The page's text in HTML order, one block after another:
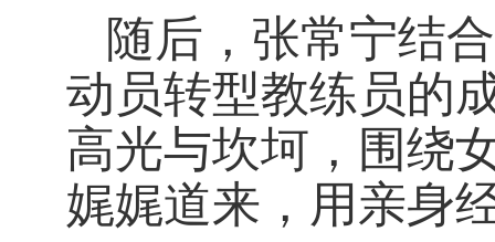
随后，张常宁结
动员转型教练员的
高光与坎坷，围绕
娓娓道来，用亲身